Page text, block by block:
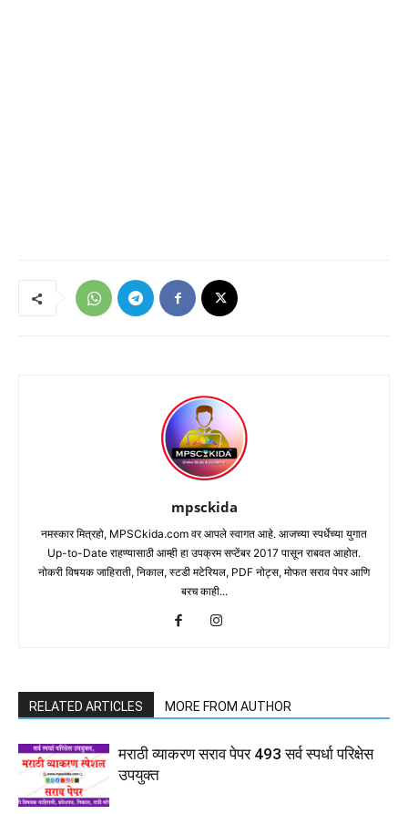
mpsckida
नमस्कार मित्रहो, MPSCkida.com वर आपले स्वागत आहे. आजच्या स्पर्धेच्या युगात
Up-to-Date राहण्यासाठी आम्ही हा उपक्रम सप्टेंबर 2017 पासून राबवत आहोत.
नोकरी विषयक जाहिराती, निकाल, स्टडी मटेरियल, PDF नोट्स, मोफत सराव पेपर आणि
बरच काही...
RELATED ARTICLES MORE FROM AUTHOR
मराठी व्याकरण सराव पेपर 493 सर्व स्पर्धा परिक्षेस
उपयुक्त